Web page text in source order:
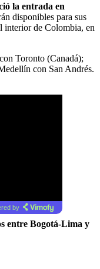
la entrada en
disponibles para sus
interior de Colombia, en
Toronto (Canadá);
con San Andrés.
by
entre Bogotá-Lima y